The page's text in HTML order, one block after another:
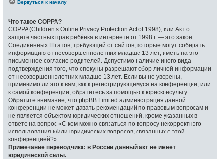
Вернуться к началу
Что такое COPPA?
COPPA (Children’s Online Privacy Protection Act of 1998), или Акт о
защите частных прав ребёнка в интернете от 1998 г. — это закон
Соединённых Штатов, требующий от сайтов, которые могут собирать
информацию от несовершеннолетних младше 13 лет, иметь на это
письменное согласие родителей. Допустимо наличие иного вида
подтверждения того, что опекуны разрешают сбор личной информации
от несовершеннолетних младше 13 лет. Если вы не уверены,
применимо ли это к вам, как к регистрирующемуся на конференции, или
к самой конференции, обратитесь за помощью к юрисконсульту.
Обратите внимание, что phpBB Limited администрация данной
конференции не может давать рекомендаций по правовым вопросам и
не является объектом юридических отношений, кроме указанных в
ответе на вопрос «С кем можно связаться по вопросу некорректного
использования и/или юридических вопросов, связанных с этой
конференцией?».
Примечание переводчика: в России данный акт не имеет
юридической силы.